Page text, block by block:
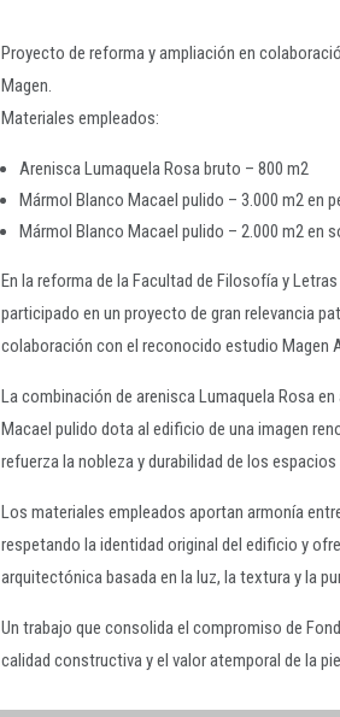
Proyecto de reforma y ampliación en
Magen.
Materiales empleados:
Arenisca Lumaquela Rosa bruto – 800 m2
Mármol Blanco Macael pulido – 3.000 m2 en
Mármol Blanco Macael pulido – 2.000 m2 en
En la reforma de la Facultad de Filosofía y
participado en un proyecto de gran relevancia
colaboración con el reconocido estudio Magen
La combinación de arenisca Lumaquela Rosa
Macael pulido dota al edificio de una imagen
refuerza la nobleza y durabilidad de los
Los materiales empleados aportan armonía
respetando la identidad original del edificio y
arquitectónica basada en la luz, la textura y la
Un trabajo que consolida el compromiso de
calidad constructiva y el valor atemporal de la